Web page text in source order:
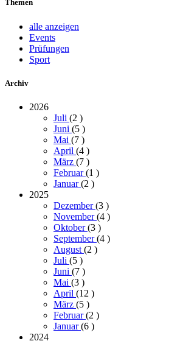
Themen
alle anzeigen
Events
Prüfungen
Sport
Archiv
2026
Juli (2 )
Juni (5 )
Mai (7 )
April (4 )
März (7 )
Februar(1 )
Januar(2 )
2025
Dezember(3 )
November(4 )
Oktober(3 )
September(4 )
August (2 )
Juli (5 )
Juni (7 )
Mai (3 )
April (12 )
März (5 )
Februar(2 )
Januar(6 )
2024